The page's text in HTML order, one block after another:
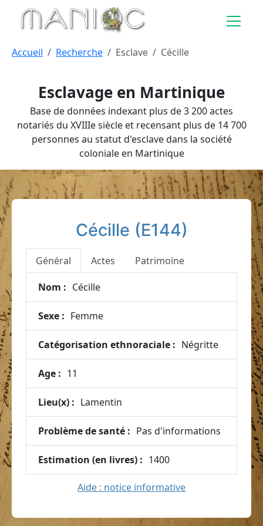
Aller au contenu principal
Esclavage en Martinique
Base de données indexant plus de 3 200 actes
notariés du XVIIIe siècle et recensant plus de 14 700
personnes au statut d'esclave dans la société
coloniale en Martinique
Accueil Recherche Esclave Cécille
Cécille (E144)
Général Actes Patrimoine
Nom : Cécille
Sexe : Femme
Catégorisation ethnoraciale : Négritte
Age : 11
Lieu(x) : Lamentin
Problème de santé : Pas d'informations
Estimation (en livres) : 1400
Aide : notice informative